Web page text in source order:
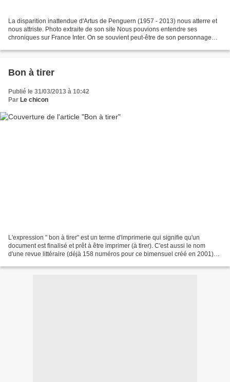
La disparition inattendue d'Artus de Penguern (1957 - 2013) nous atterre et
nous attriste. Photo extraite de son site Nous pouvions entendre ses
chroniques sur France Inter. On se souvient peut-être de son personnage
Bon à tirer
Publié le 31/03/2013 à 10:42
Par Le chicon
L'expression " bon à tirer" est un terme d'imprimerie qui signifie qu'un
document est finalisé et prêt à être imprimer (à tirer). C'est aussi le nom
d'une revue littéraire (déjà 158 numéros pour ce bimensuel créé en 2001)